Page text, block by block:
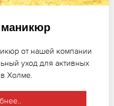
маникюр
от нашей компании
уход для активных
Холме.